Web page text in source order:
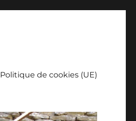
Politique de cookies (UE)